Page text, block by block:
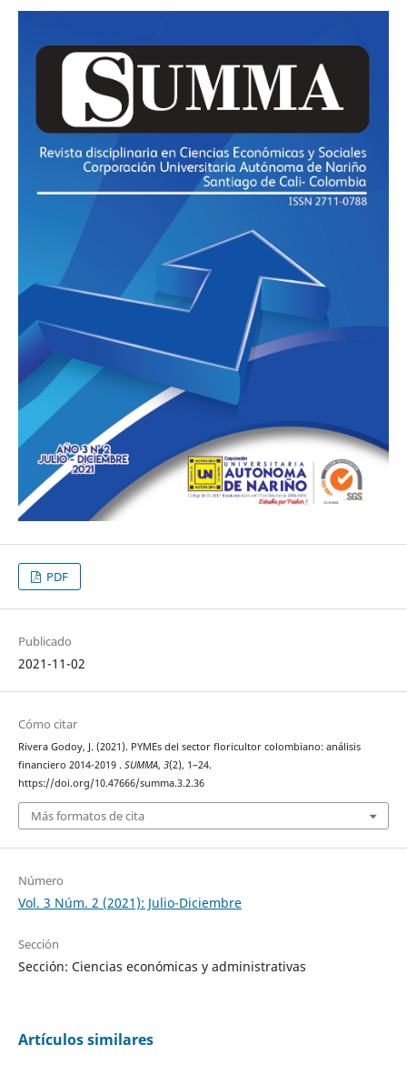
PDF
Publicado
2021-11-02
Cómo citar
Rivera Godoy, J. (2021). PYMEs del sector floricultor colombiano: análisis
financiero 2014-2019 . SUMMA, 3(2), 1–24.
https://doi.org/10.47666/summa.3.2.36
Más formatos de cita
Número
Vol. 3 Núm. 2 (2021): Julio-Diciembre
Sección
Sección: Ciencias económicas y administrativas
Artículos similares